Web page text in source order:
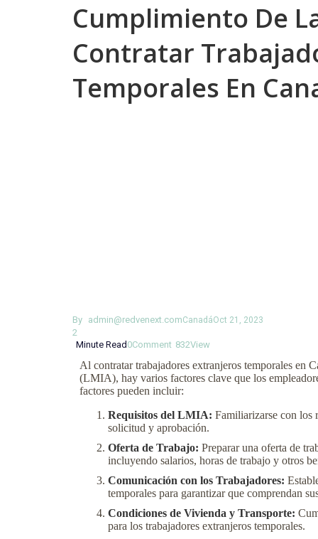
Cumplimiento De
Contratar
Temporales En
By admin@redvenext.comCanadáOct 21, 2023
2
Minute Read 0Comment 832View
Al contratar trabajadores extranjeros temporales en
(LMIA), hay varios factores clave que los
factores pueden incluir:
Requisitos del LMIA: Familiarizarse con los
solicitud y aprobación.
Oferta de Trabajo: Preparar una oferta de
incluyendo salarios, horas de trabajo y otros
Comunicación con los Trabajadores:
temporales para garantizar que comprendan
Condiciones de Vivienda y Transporte:
para los trabajadores extranjeros temporales.